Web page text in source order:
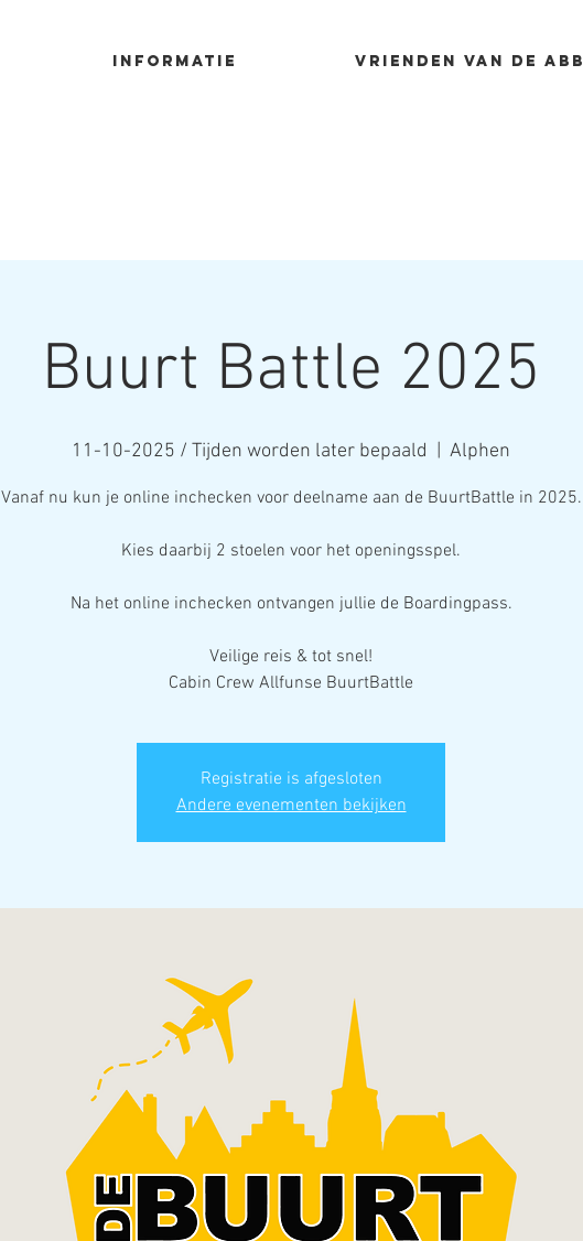
Informatie Vrienden van de ABB
Buurt Battle 2025
11-10-2025 / Tijden worden later bepaald Alphen
Vanaf nu kun je online inchecken voor deelname aan de BuurtBattle in 2025.
Kies daarbij 2 stoelen voor het openingsspel.
Na het online inchecken ontvangen jullie de Boardingpass.
Veilige reis & tot snel!
Cabin Crew Allfunse BuurtBattle
Registratie is afgesloten
Andere evenementen bekijken